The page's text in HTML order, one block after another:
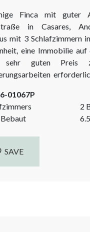
Finca mit guter
in Casares,
mit 3 Schlafzimmern
eine Immobilie
sehr guten Preis
zusätzliche
Wenn man das
01067P
2
Bebaut
SAVE